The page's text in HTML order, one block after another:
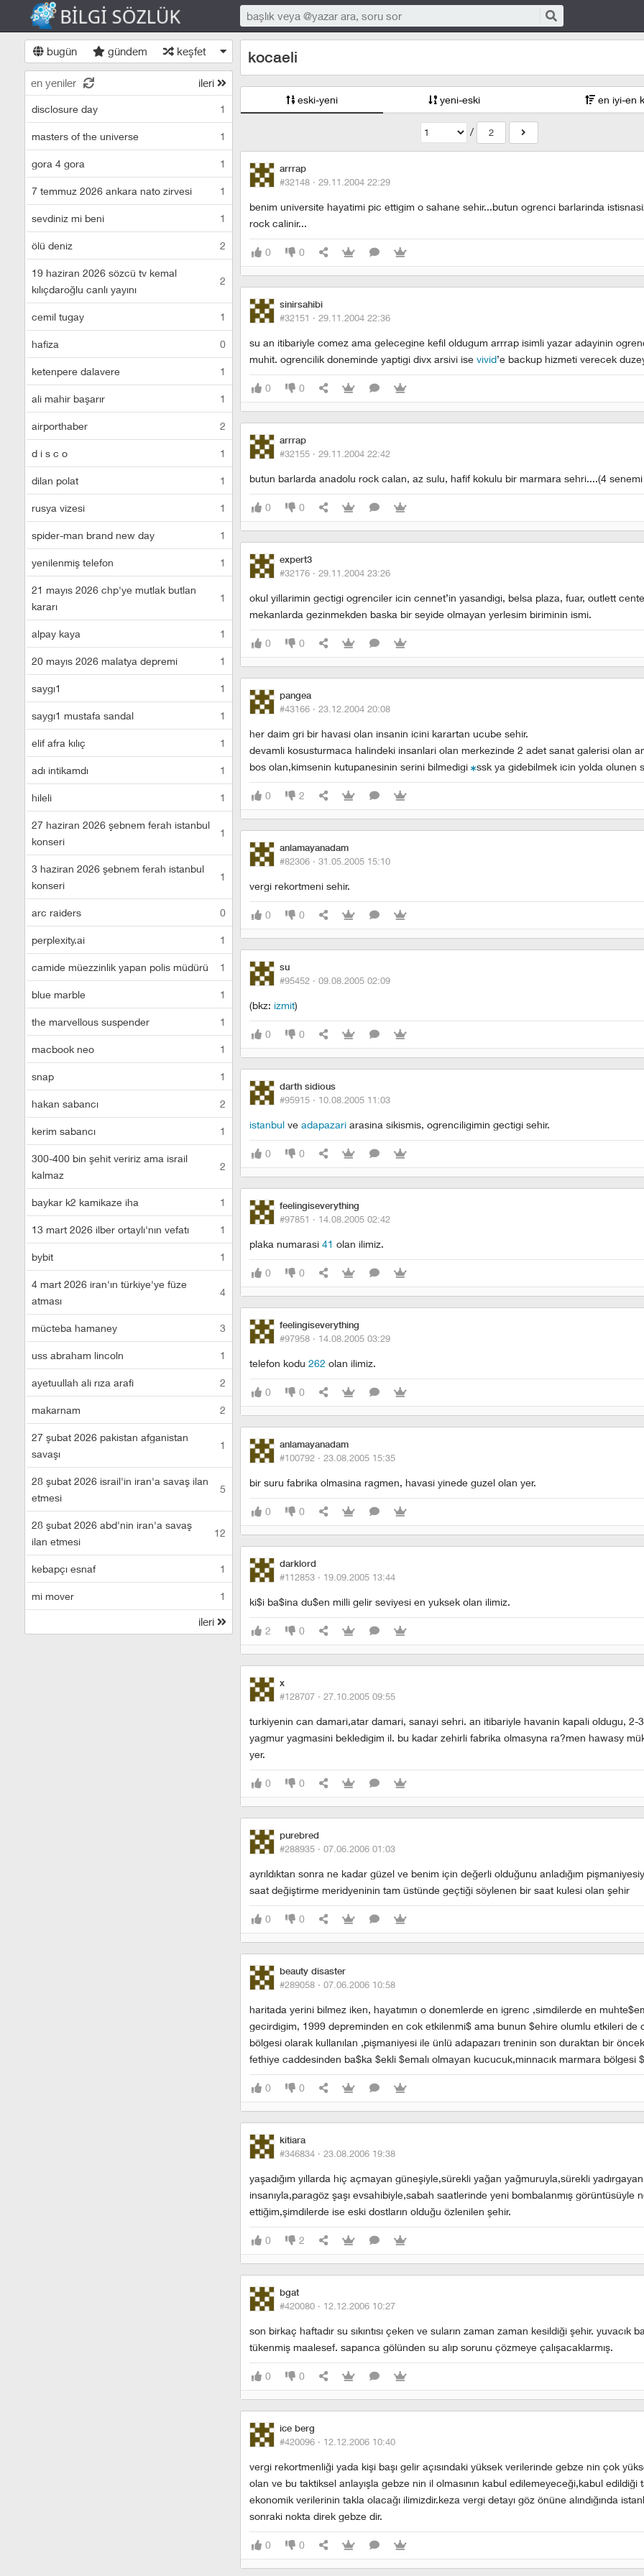
bugün gündem keşfet
en yeniler ileri
disclosure day 1
masters of the universe 1
gora 4 gora 1
7 temmuz 2026 ankara nato zirvesi 1
sevdiniz mi beni 1
ölü deniz 2
19 haziran 2026 sözcü tv kemal
kılıçdaroğlu canlı yayını
2
cemil tugay 1
hafiza 0
ketenpere dalavere 1
ali mahir başarır 1
airporthaber 2
d i s c o 1
dilan polat 1
rusya vizesi 1
spider-man brand new day 1
yenilenmiş telefon 1
21 mayıs 2026 chp'ye mutlak butlan
kararı
1
alpay kaya 1
20 mayıs 2026 malatya depremi 1
saygı1 1
saygı1 mustafa sandal 1
elif afra kılıç 1
adı intikamdı 1
hileli 1
27 haziran 2026 şebnem ferah istanbul
konseri
1
3 haziran 2026 şebnem ferah istanbul
konseri
1
arc raiders 0
perplexity.ai 1
camide müezzinlik yapan polis müdürü 1
blue marble 1
the marvellous suspender 1
macbook neo 1
snap 1
hakan sabancı 2
kerim sabancı 1
300-400 bin şehit veririz ama israil
kalmaz
2
baykar k2 kamikaze iha 1
13 mart 2026 ilber ortaylı'nın vefatı 1
bybit 1
4 mart 2026 iran'ın türkiye'ye füze
atması
4
mücteba hamaney 3
uss abraham lincoln 1
ayetuullah ali rıza arafi 2
makarnam 2
27 şubat 2026 pakistan afganistan
savaşı
1
28 şubat 2026 israil'in iran'a savaş ilan
etmesi
5
28 şubat 2026 abd'nin iran'a savaş
ilan etmesi
12
kebapçı esnaf 1
mi mover 1
ileri
kocaeli
eski-yeni yeni-eski en iyi-en
/ 2
arrrap
#32148 · 29.11.2004 22:29
benim universite hayatimi pic ettigim o sahane sehir...butun ogrenci barlarinda
rock calinir...
0 0
sinirsahibi
#32151 · 29.11.2004 22:36
su an itibariyle comez ama gelecegine kefil oldugum arrrap isimli yazar adayinin
muhit. ogrencilik doneminde yaptigi divx arsivi ise vivid’e backup hizmeti verecek
0 0
arrrap
#32155 · 29.11.2004 22:42
butun barlarda anadolu rock calan, az sulu, hafif kokulu bir marmara sehri....(4
0 0
expert3
#32176 · 29.11.2004 23:26
okul yillarimin gectigi ogrenciler icin cennet’in yasandigi, belsa plaza, fuar, outlett
mekanlarda gezinmekden baska bir seyide olmayan yerlesim biriminin ismi.
0 0
pangea
#43166 · 23.12.2004 20:08
her daim gri bir havasi olan insanin icini karartan ucube sehir.
devamli kosusturmaca halindeki insanlari olan merkezinde 2 adet sanat galerisi olan
bos olan,kimsenin kutupanesinin serini bilmedigi
ssk ya gidebilmek icin yolda olunen
0 2
anlamayanadam
#82306 · 31.05.2005 15:10
vergi rekortmeni sehir.
0 0
su
#95452 · 09.08.2005 02:09
(bkz: izmit)
0 0
darth sidious
#95915 · 10.08.2005 11:03
istanbul ve adapazari arasina sikismis, ogrenciligimin gectigi sehir.
0 0
feelingiseverything
#97851 · 14.08.2005 02:42
plaka numarasi 41 olan ilimiz.
0 0
feelingiseverything
#97958 · 14.08.2005 03:29
telefon kodu 262 olan ilimiz.
0 0
anlamayanadam
#100792 · 23.08.2005 15:35
bir suru fabrika olmasina ragmen, havasi yinede guzel olan yer.
0 0
darklord
#112853 · 19.09.2005 13:44
ki$i ba$ina du$en milli gelir seviyesi en yuksek olan ilimiz.
2 0
x
#128707 · 27.10.2005 09:55
turkiyenin can damari,atar damari, sanayi sehri. an itibariyle havanin kapali oldugu, 2-
yagmur yagmasini bekledigim il. bu kadar zehirli fabrika olmasyna ra?men hawasy
yer.
0 0
purebred
#288935 · 07.06.2006 01:03
ayrıldıktan sonra ne kadar güzel ve benim için değerli olduğunu anladığım
saat değiştirme meridyeninin tam üstünde geçtiği söylenen bir saat kulesi olan şehir
0 0
beauty disaster
#289058 · 07.06.2006 10:58
haritada yerini bilmez iken, hayatımın o donemlerde en igrenc ,simdilerde en
gecirdigim, 1999 depreminden en cok etkilenmi$ ama bunun $ehire olumlu etkileri de
bölgesi olarak kullanılan ,pişmaniyesi ile ünlü adapazarı treninin son duraktan bir
fethiye caddesinden ba$ka $ekli $emalı olmayan kucucuk,minnacık marmara bölgesi
0 0
kitiara
#346834 · 23.08.2006 19:38
yaşadığım yıllarda hiç açmayan güneşiyle,sürekli yağan yağmuruyla,sürekli yadırgayan
insanıyla,paragöz şaşı evsahibiyle,sabah saatlerinde yeni bombalanmış görüntüsüyle
ettiğim,şimdilerde ise eski dostların olduğu özlenilen şehir.
0 2
bgat
#420080 · 12.12.2006 10:27
son birkaç haftadır su sıkıntısı çeken ve suların zaman zaman kesildiği şehir. yuvacık
tükenmiş maalesef. sapanca gölünden su alıp sorunu çözmeye çalışacaklarmış.
0 0
ice berg
#420096 · 12.12.2006 10:40
vergi rekortmenliği yada kişi başı gelir açısındaki yüksek verilerinde gebze nin çok
olan ve bu taktiksel anlayışla gebze nin il olmasının kabul edilemeyeceği,kabul edildiği
ekonomik verilerinin takla olacağı ilimizdir.keza vergi detayı göz önüne alındığında
sonraki nokta direk gebze dir.
0 0